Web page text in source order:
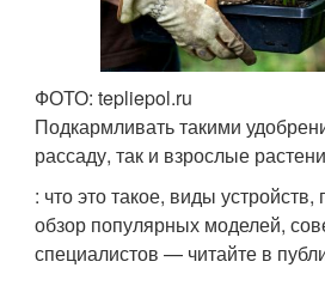
ФОТО: tepliepol.ru
Подкармливать такими
рассаду, так и взрослые
: что это такое, виды
обзор популярных моделей,
специалистов — читайте в